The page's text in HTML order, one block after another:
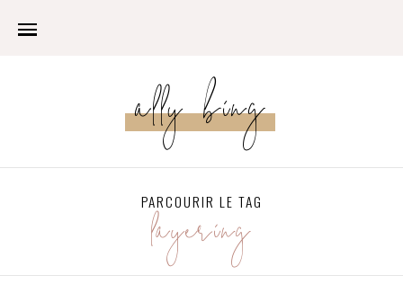
ally bing
PARCOURIR LE TAG
layering